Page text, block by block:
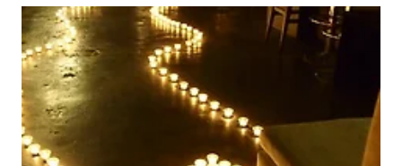
촌타프에서는 Magic Cage展이 열리고 있어서 참여하신 전시 작가님들의 작
품을 함께 감상해 보고 또 작가분들의 솜씨가 담긴 엽서와 크리스마스 카드를
만나볼 수도 있게 해보았습니다. 미술작품을 단지 감상만 하는 것이 아니라 그
작품을 만들어 낸 작가들과 소통하고 내가 느낀 감상을 이야기 하면서 그들에
게도..